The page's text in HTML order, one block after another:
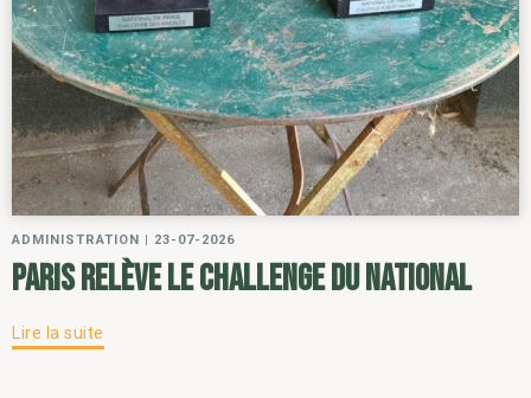
ADMINISTRATION | 23-07-2026
Paris relève le challenge du National
Lire la suite